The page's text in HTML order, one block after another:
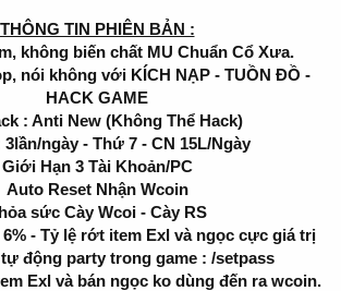
THÔNG TIN PHIÊN BẢN :
không biến chất MU Chuẩn Cổ Xưa.
nói không với KÍCH NẠP - TUỒN ĐỒ -
HACK GAME
: Anti New (Không Thể Hack)
3lần/ngày - Thứ 7 - CN 15L/Ngày
Giới Hạn 3 Tài Khoản/PC
Auto Reset Nhận Wcoin
sức Cày Wcoi - Cày RS
6% - Tỷ lệ rớt item Exl và ngọc cực giá trị
động party trong game : /setpass
Exl và bán ngọc ko dùng đến ra wcoin.